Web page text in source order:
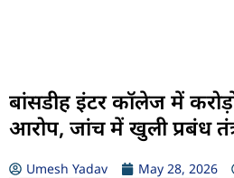
बांसडीह इंटर कॉलेज में
आरोप, जांच में खुली प्रबंध
Umesh Yadav May 28, 2026